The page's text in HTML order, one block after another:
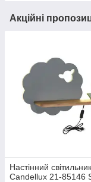
Акційні
Настінний світильник
Candellux 21-85146